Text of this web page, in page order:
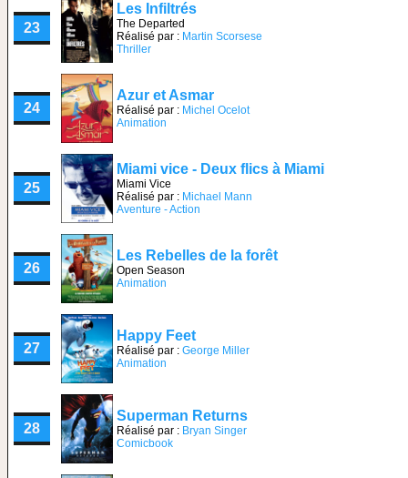
23
Les Infiltrés
The Departed
Réalisé par : Martin Scorsese
Thriller
24
Azur et Asmar
Réalisé par : Michel Ocelot
Animation
25
Miami vice - Deux flics à Miami
Miami Vice
Réalisé par : Michael Mann
Aventure - Action
26
Les Rebelles de la forêt
Open Season
Animation
27
Happy Feet
Réalisé par : George Miller
Animation
28
Superman Returns
Réalisé par : Bryan Singer
Comicbook